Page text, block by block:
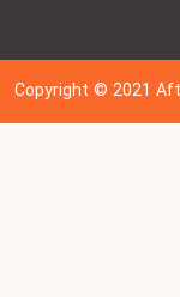
Copyright © 202 1